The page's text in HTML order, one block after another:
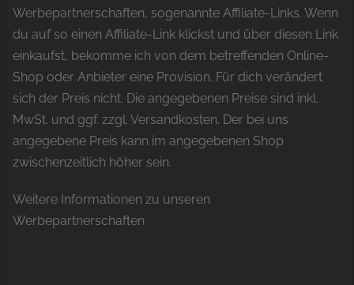
Werbepartnerschaften, sogenannte Affiliate-Links. Wenn
du auf so einen Affiliate-Link klickst und über diesen Link
einkaufst, bekomme ich von dem betreffenden Online-
Shop oder Anbieter eine Provision. Für dich verändert
sich der Preis nicht. Die angegebenen Preise sind inkl.
MwSt. und ggf. zzgl. Versandkosten. Der bei uns
angegebene Preis kann im angegebenen Shop
zwischenzeitlich höher sein.
Weitere Informationen zu unseren
Werbepartnerschaften